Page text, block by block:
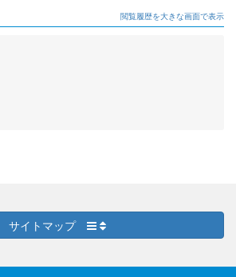
閲覧履歴を大きな画面で表示
サイトマップ